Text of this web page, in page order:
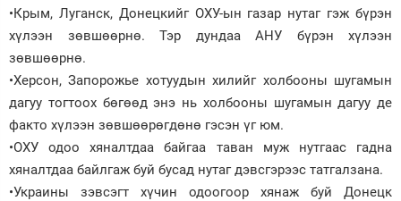
•Крым, Луганск, Донецкийг ОХУ-ын газар нутаг гэж бүрэн
хүлээн зөвшөөрнө. Тэр дундаа АНУ бүрэн хүлээн
зөвшөөрнө.
•Херсон, Запорожье хотуудын хилийг холбооны шугамын
дагуу тогтоох бөгөөд энэ нь холбооны шугамын дагуу де
факто хүлээн зөвшөөрөгдөнө гэсэн үг юм.
•ОХУ одоо хяналтдаа байгаа таван муж нутгаас гадна
хяналтдаа байлгаж буй бусад нутаг дэвсгэрээс татгалзана.
•Украины зэвсэгт хүчин одоогоор хянаж буй Донецк